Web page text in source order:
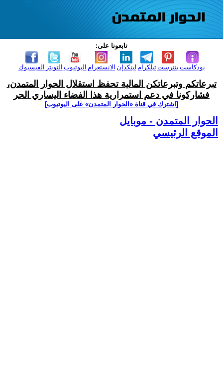
تابعونا على:
الفيسبوك التويتر اليوتيوب الانستغرام لينكدإن تيلكرامبنترست بودكاست
تبرعاتكم وتبرعاتكن المالية تحفظ استقلال الحوار المتمدن،
فشاركونا في دعم استمرارية هذا الفضاء اليساري الحر
[اشترك في قناة ‫«الحوار المتمدن» على اليوتيوب]
الحوار المتمدن - موبايل
الموقع الرئيسي